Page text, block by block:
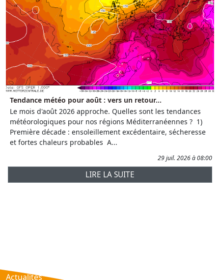
Tendance météo pour août : vers un retour...
Le mois d'août 2026 approche. Quelles sont les tendances
météorologiques pour nos régions Méditerranéennes ? 1)
Première décade : ensoleillement excédentaire, sécheresse
et fortes chaleurs probables A...
29 juil. 2026 à 08:00
LIRE LA SUITE
Actualités